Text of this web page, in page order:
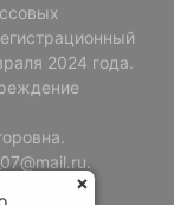
2024 года.